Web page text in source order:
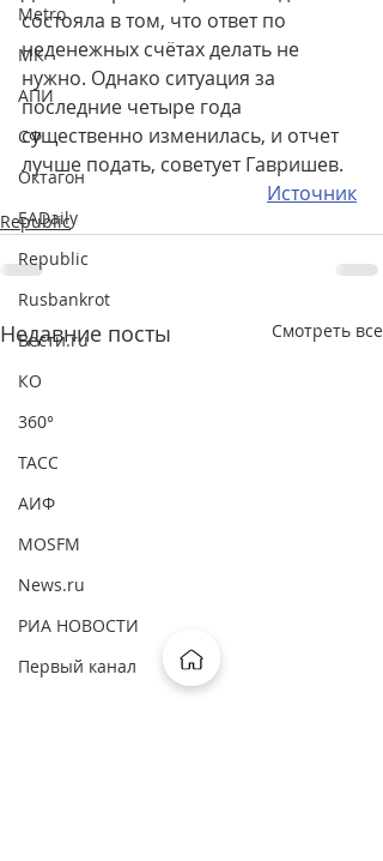
Metro
МК
АПИ
СФ
Октагон
EADaily
Republic
Rusbankrot
Вести.ru
КО
360°
ТАСС
АИФ
MOSFM
News.ru
РИА НОВОСТИ
Первый канал
состояла в том, что ответ по
неденежных счётах делать не
нужно. Однако ситуация за
последние четыре года
существенно изменилась, и отчет
лучше подать, советует Гавришев.
Источник
Republic
Недавние посты Смотреть все